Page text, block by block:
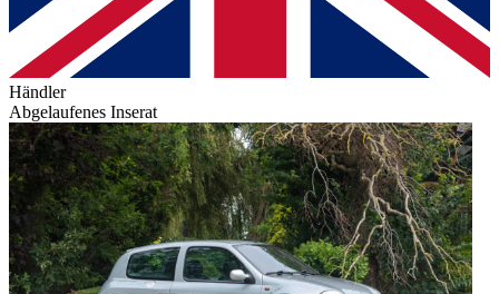
Händler
Abgelaufenes Inserat